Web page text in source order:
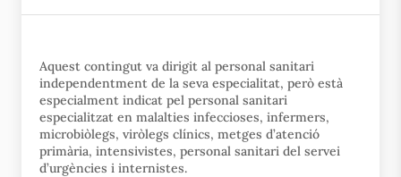
Aquest contingut va dirigit al personal sanitari
independentment de la seva especialitat, però està
especialment indicat pel personal sanitari
especialitzat en malalties infeccioses, infermers,
microbiòlegs, viròlegs clínics, metges d’atenció
primària, intensivistes, personal sanitari del servei
d’urgències i internistes.